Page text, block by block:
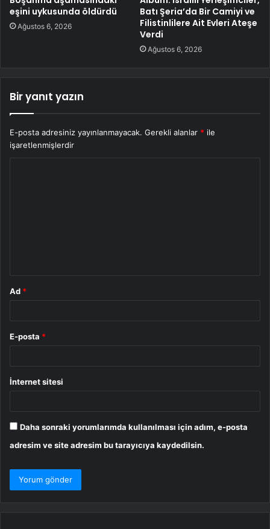
eşini uykusunda öldürdü
Ağustos 6, 2026
Batı Şeria’da Bir Camiyi ve
Filistinlilere Ait Evleri Ateşe
Verdi
Ağustos 6, 2026
Bir yanıt yazın
E-posta adresiniz yayınlanmayacak. Gerekli alanlar * ile
işaretlenmişlerdir
Ad *
E-posta *
İnternet sitesi
Daha sonraki yorumlarımda kullanılması için adım, e-posta
adresim ve site adresim bu tarayıcıya kaydedilsin.